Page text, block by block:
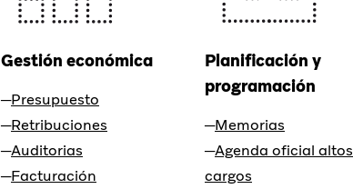
Gestión económica
Presupuesto
Retribuciones
Auditorias
Facturación
Planificación y
programación
Memorias
Agenda oficial altos
cargos